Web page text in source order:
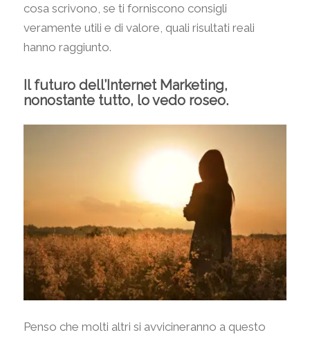
cosa scrivono, se ti forniscono consigli
veramente utili e di valore, quali risultati reali
hanno raggiunto.
Il futuro dell’Internet Marketing,
nonostante tutto, lo vedo roseo.
Penso che molti altri si avvicineranno a questo